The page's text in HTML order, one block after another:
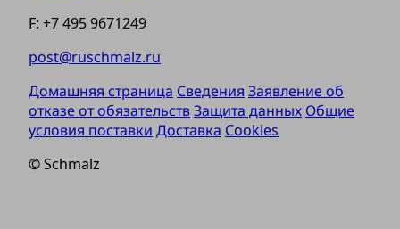
F: +7 495 9671249
post@ruschmalz.ru
Домашняя страница Сведения Заявление об
отказе от обязательствЗащита данных Общие
условия поставки Доставка Cookies
© Schmalz